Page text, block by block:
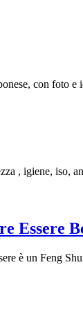
con foto e
, igiene, iso,
Essere
è un Feng